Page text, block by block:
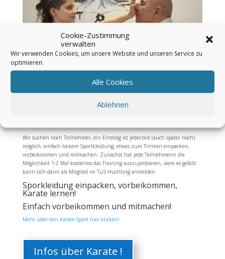
Cookie-Zustimmung
verwalten
Wir verwenden Cookies, um unsere Website und unseren Service zu
optimieren.
Alle Cookies
Ablehnen
Die Karate-Gruppe für Frauen ab 14 Jahre findet jetzt immer samstags um
Wir suchen noch Teilnehmer, ein Einstieg ist jederzeit (auch später noch)
möglich, einfach lockere Sportkleidung, etwas zum Trinken einpacken,
vorbeikommen und mitmachen. Zunächst hat jede Teilnehmerin die
Möglichkeit 1-2 Mal kostenlos das Training auszuprobieren, wem es gefällt
kann sich dann als Mitglied im TuS Huchting anmelden.
Sporkleidung einpacken, vorbeikommen,
Karate lernen!
Einfach vorbeikommen und mitmachen!
Mehr über den Karate-Sport hier klicken!
Infos über Karate !